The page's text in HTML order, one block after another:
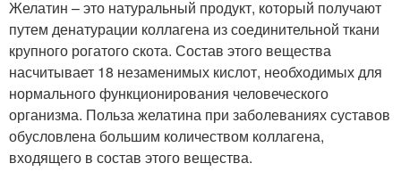
Желатин – это натуральный продукт, который получают
путем денатурации коллагена из соединительной ткани
крупного рогатого скота. Состав этого вещества
насчитывает 18 незаменимых кислот, необходимых для
нормального функционирования человеческого
организма. Польза желатина при заболеваниях суставов
обусловлена большим количеством коллагена,
входящего в состав этого вещества.